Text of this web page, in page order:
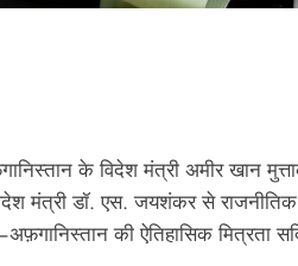
के विदेश मंत्री अमीर खान
मंत्री डॉ. एस. जयशंकर से राजनीतिक,
की ऐतिहासिक मित्रता